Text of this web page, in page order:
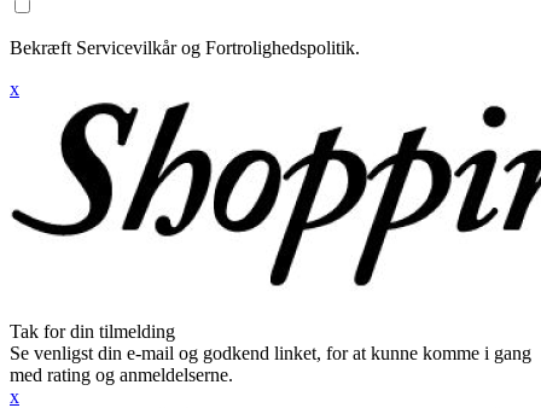
Bekræft Servicevilkår og Fortrolighedspolitik.
x
Tak for din tilmelding
Se venligst din e-mail og godkend linket, for at kunne komme i gang
med rating og anmeldelserne.
x